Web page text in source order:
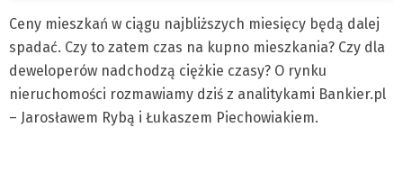
Ceny mieszkań w ciągu najbliższych miesięcy będą dalej
spadać. Czy to zatem czas na kupno mieszkania? Czy dla
deweloperów nadchodzą ciężkie czasy? O rynku
nieruchomości rozmawiamy dziś z analitykami Bankier.pl
– Jarosławem Rybą i Łukaszem Piechowiakiem.